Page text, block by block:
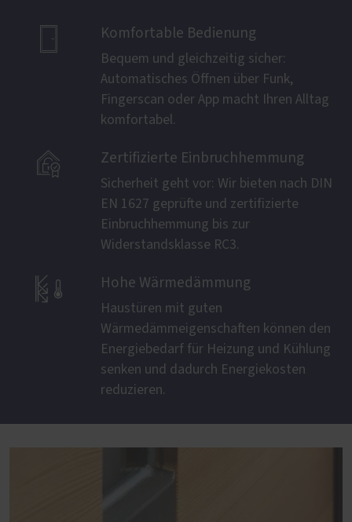
 Komfortable Bedienung
Bequem und gleichzeitig sicher:
Automatisches Öffnen über Funk,
Fingerscan oder App macht Ihren Alltag
komfortabel.
 Zertifizierte Einbruchhemmung
Sicherheit geht vor: Wir bieten nach DIN
EN 1627 geprüfte und zertifizierte
Einbruchhemmung bis zur
Widerstandsklasse RC3.
 Hohe Wärmedämmung
Haustüren mit guten
Wärmedämmeigenschaften können den
Energiebedarf für Heizung und Kühlung
senken und dadurch Energiekosten
reduzieren.